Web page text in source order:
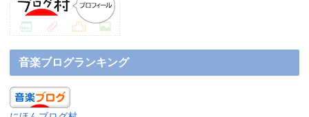
音楽ブログランキング